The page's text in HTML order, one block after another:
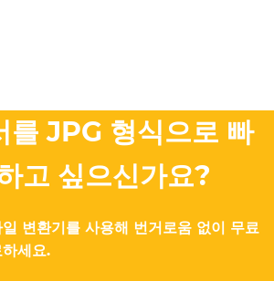
JPG 형식으로 빠
고 싶으신가요?
변환기를 사용해 번거로움 없이 무료
세요.